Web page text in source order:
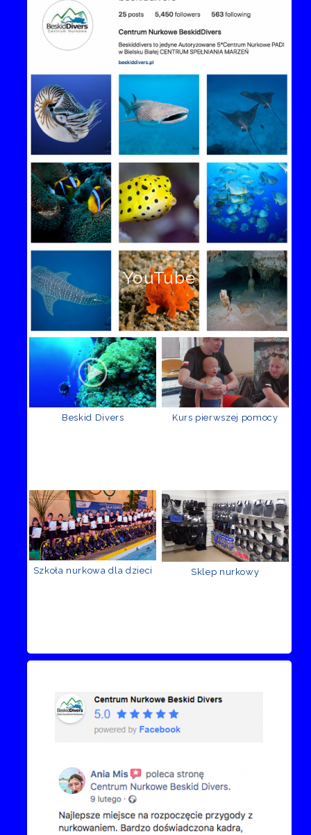
YouTube
Beskid Divers Kurs pierwszej pomocy
Szkoła nurkowa dla dzieci Sklep nurkowy